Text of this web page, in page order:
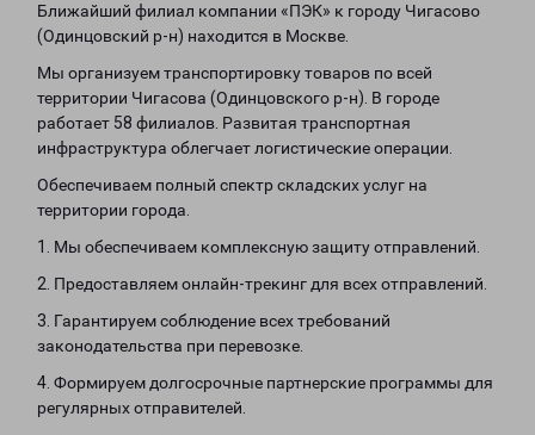
Ближайший филиал компании «ПЭК» к городу Чигасово
(Одинцовский р-н) находится в Москве.
Мы организуем транспортировку товаров по всей
территории Чигасова (Одинцовского р-н). В городе
работает 58 филиалов. Развитая транспортная
инфраструктура облегчает логистические операции.
Обеспечиваем полный спектр складских услуг на
территории города.
1. Мы обеспечиваем комплексную защиту отправлений.
2. Предоставляем онлайн-трекинг для всех отправлений.
3. Гарантируем соблюдение всех требований
законодательства при перевозке.
4. Формируем долгосрочные партнерские программы для
регулярных отправителей.